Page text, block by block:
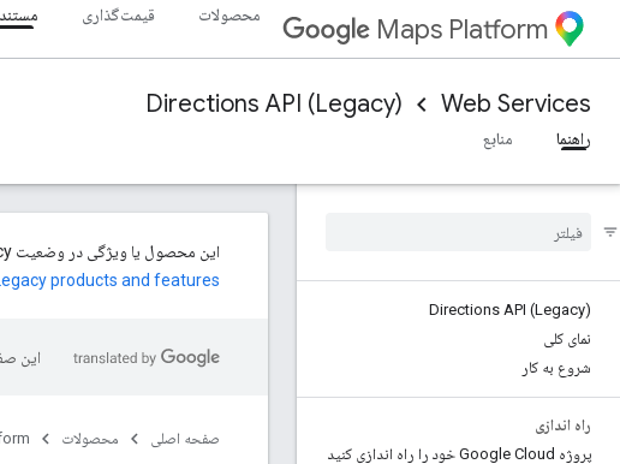
Maps Platform محصولات قیمت‌گذاری
Web Services
Directions API (Legacy)
راهنما
منابع
Directions API (Legacy)
نمای کلی
شروع به کار
راه اندازی
پروژه Google Cloud خود را راه اندازی کنید
products and features
این
صفحه اصلی محصولات